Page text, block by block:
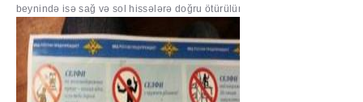
beynində isə sağ və sol hissələrə doğru ötürülür...